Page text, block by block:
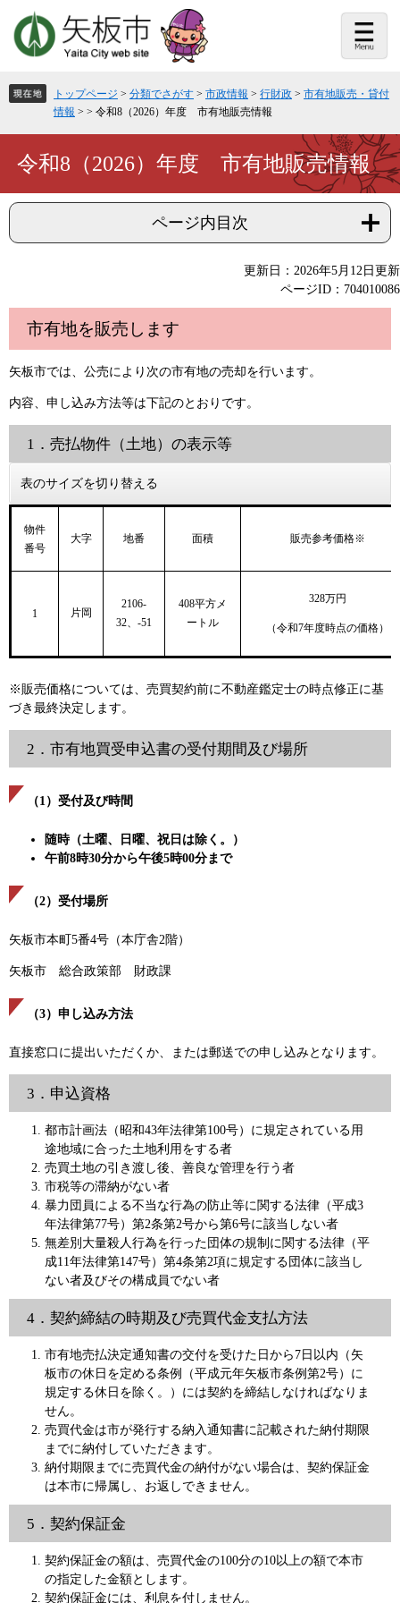
頭
で
飛
ば
て
トップページ > 分類でさがす > 市政情報 > 行財政 > 市有地販売・貸付
情報 > > 令和8（2026）年度 市有地販売情報
令和8（2026）年度 市有地販売情報
ページ内目次
更新日：2026年5月12日更新
ページID：704010086
市有地を販売します
矢板市では、公売により次の市有地の売却を行います。
内容、申し込み方法等は下記のとおりです。
1．売払物件（土地）の表示等
表のサイズを切り替える
物件
番号
大字 地番 面積 販売参考価格※
1 片岡
2106-
32、-51
408平方メ
ートル
328万円
（令和7年度時点の価格）
※販売価格については、売買契約前に不動産鑑定士の時点修正に基
づき最終決定します。
2．市有地買受申込書の受付期間及び場所
（1）受付及び時間
随時（土曜、日曜、祝日は除く。）
午前8時30分から午後5時00分まで
（2）受付場所
矢板市本町5番4号（本庁舎2階）
矢板市 総合政策部 財政課
（3）申し込み方法
直接窓口に提出いただくか、または郵送での申し込みとなります。
3．申込資格
都市計画法（昭和43年法律第100号）に規定されている用
途地域に合った土地利用をする者
売買土地の引き渡し後、善良な管理を行う者
市税等の滞納がない者
暴力団員による不当な行為の防止等に関する法律（平成3
年法律第77号）第2条第2号から第6号に該当しない者
無差別大量殺人行為を行った団体の規制に関する法律（平
成11年法律第147号）第4条第2項に規定する団体に該当し
ない者及びその構成員でない者
4．契約締結の時期及び売買代金支払方法
市有地売払決定通知書の交付を受けた日から7日以内（矢
板市の休日を定める条例（平成元年矢板市条例第2号）に
規定する休日を除く。）には契約を締結しなければなりま
せん。
売買代金は市が発行する納入通知書に記載された納付期限
までに納付していただきます。
納付期限までに売買代金の納付がない場合は、契約保証金
は本市に帰属し、お返しできません。
5．契約保証金
契約保証金の額は、売買代金の100分の10以上の額で本市
の指定した金額とします。
契約保証金には、利息を付しません。